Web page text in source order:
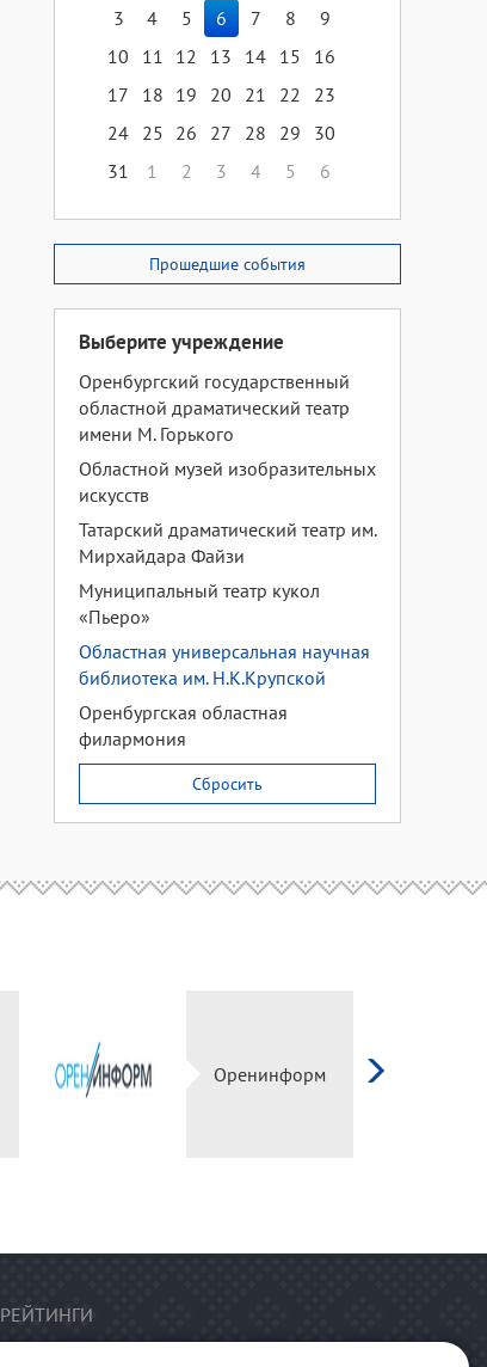
3
4 5 6 7 8
9
10
11 12 13 14 15
16
17
18 19 20 21 22
23
24 25 26 27 28 29
30
31
1 2 3 4 5 6
Прошедшие события
Выберите учреждение
Оренбургский государственный
областной драматический театр
имени М. Горького
Областной музей изобразительных
искусств
Татарский драматический театр им.
Мирхайдара Файзи
Муниципальный театр кукол
«Пьеро»
Областная универсальная научная
библиотека им. Н.К.Крупской
Оренбургская областная
филармония
Сбросить
Оренинформ
РЕЙТИНГИ